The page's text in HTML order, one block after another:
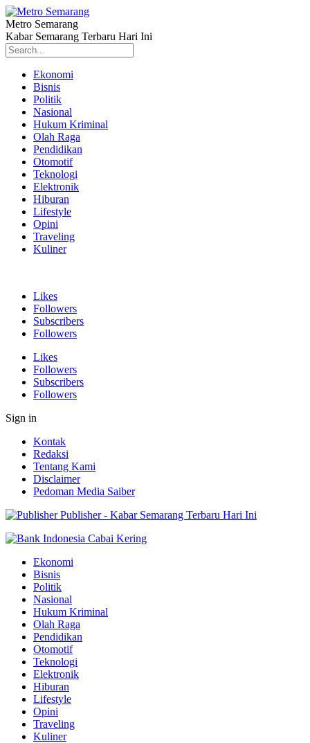
Metro Semarang
Kabar Semarang Terbaru Hari Ini
Ekonomi
Bisnis
Politik
Nasional
Hukum Kriminal
Olah Raga
Pendidikan
Otomotif
Teknologi
Elektronik
Hiburan
Lifestyle
Opini
Traveling
Kuliner
Likes
Followers
Subscribers
Followers
Likes
Followers
Subscribers
Followers
Sign in
Kontak
Redaksi
Tentang Kami
Disclaimer
Pedoman Media Saiber
Publisher - Kabar Semarang Terbaru Hari Ini
Ekonomi
Bisnis
Politik
Nasional
Hukum Kriminal
Olah Raga
Pendidikan
Otomotif
Teknologi
Elektronik
Hiburan
Lifestyle
Opini
Traveling
Kuliner